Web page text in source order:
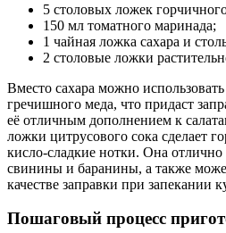
5 столовых ложек
150 мл томатного маринада;
1 чайная ложка сахара и
2 столовые ложки
Вместо сахара можно
гречишного меда, что придаст
её отличным дополнением к
ложки цитрусового сока сделает
кисло-сладкие нотки. Она
свинины и баранины, а также
качестве заправки при запекании
Пошаговый процесс